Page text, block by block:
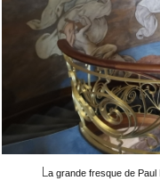
La grande fresque de Paul